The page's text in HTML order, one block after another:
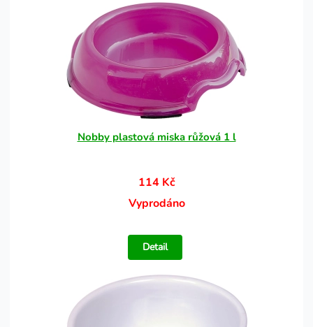
Nobby plastová miska růžová 1 l
114 Kč
Vyprodáno
Detail